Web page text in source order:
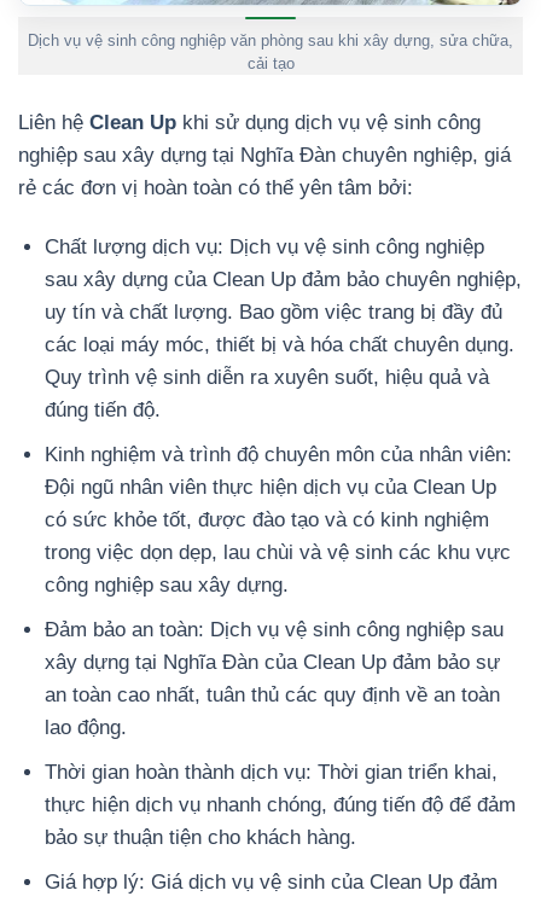
Dịch vụ vệ sinh công nghiệp văn phòng sau khi xây dựng, sửa chữa,
cải tạo
Liên hệ Clean Up khi sử dụng dịch vụ vệ sinh công
nghiệp sau xây dựng tại Nghĩa Đàn chuyên nghiệp, giá
rẻ các đơn vị hoàn toàn có thể yên tâm bởi:
Chất lượng dịch vụ: Dịch vụ vệ sinh công nghiệp
sau xây dựng của Clean Up đảm bảo chuyên nghiệp,
uy tín và chất lượng. Bao gồm việc trang bị đầy đủ
các loại máy móc, thiết bị và hóa chất chuyên dụng.
Quy trình vệ sinh diễn ra xuyên suốt, hiệu quả và
đúng tiến độ.
Kinh nghiệm và trình độ chuyên môn của nhân viên:
Đội ngũ nhân viên thực hiện dịch vụ của Clean Up
có sức khỏe tốt, được đào tạo và có kinh nghiệm
trong việc dọn dẹp, lau chùi và vệ sinh các khu vực
công nghiệp sau xây dựng.
Đảm bảo an toàn: Dịch vụ vệ sinh công nghiệp sau
xây dựng tại Nghĩa Đàn của Clean Up đảm bảo sự
an toàn cao nhất, tuân thủ các quy định về an toàn
lao động.
Thời gian hoàn thành dịch vụ: Thời gian triển khai,
thực hiện dịch vụ nhanh chóng, đúng tiến độ để đảm
bảo sự thuận tiện cho khách hàng.
Giá hợp lý: Giá dịch vụ vệ sinh của Clean Up đảm